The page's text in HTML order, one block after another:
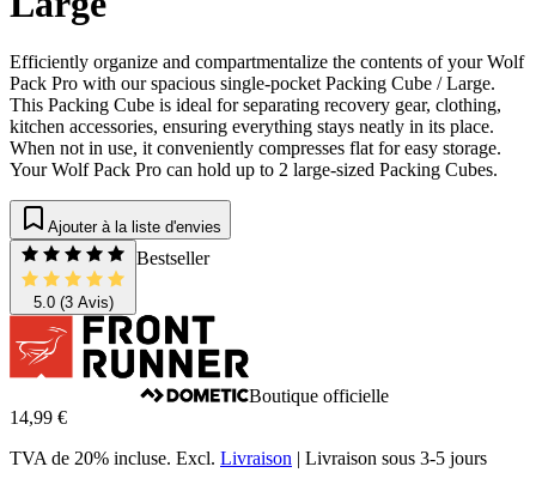
Efficiently organize and compartmentalize the contents of your Wolf
Pack Pro with our spacious single-pocket Packing Cube / Large.
This Packing Cube is ideal for separating recovery gear, clothing,
kitchen accessories, ensuring everything stays neatly in its place.
When not in use, it conveniently compresses flat for easy storage.
Your Wolf Pack Pro can hold up to 2 large-sized Packing Cubes.
Ajouter à la liste d'envies
5.0(3 Avis)
Bestseller
Boutique officielle
14,99 €
TVA de 20% incluse. Excl. Livraison | Livraison sous 3-5 jours